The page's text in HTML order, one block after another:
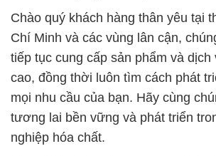
– 028.3756.1835 – 028.3756.1840 –
028.3756.1841- 028.3756.1842
– 0932.660.696 – 0901.326.566 –
0902.765.866
📧 Email:
GIỜ LÀM VIỆC TẠI CÔNG TY